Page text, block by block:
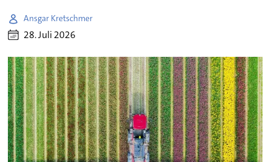
Ansgar Kretschmer
28. Juli 2026